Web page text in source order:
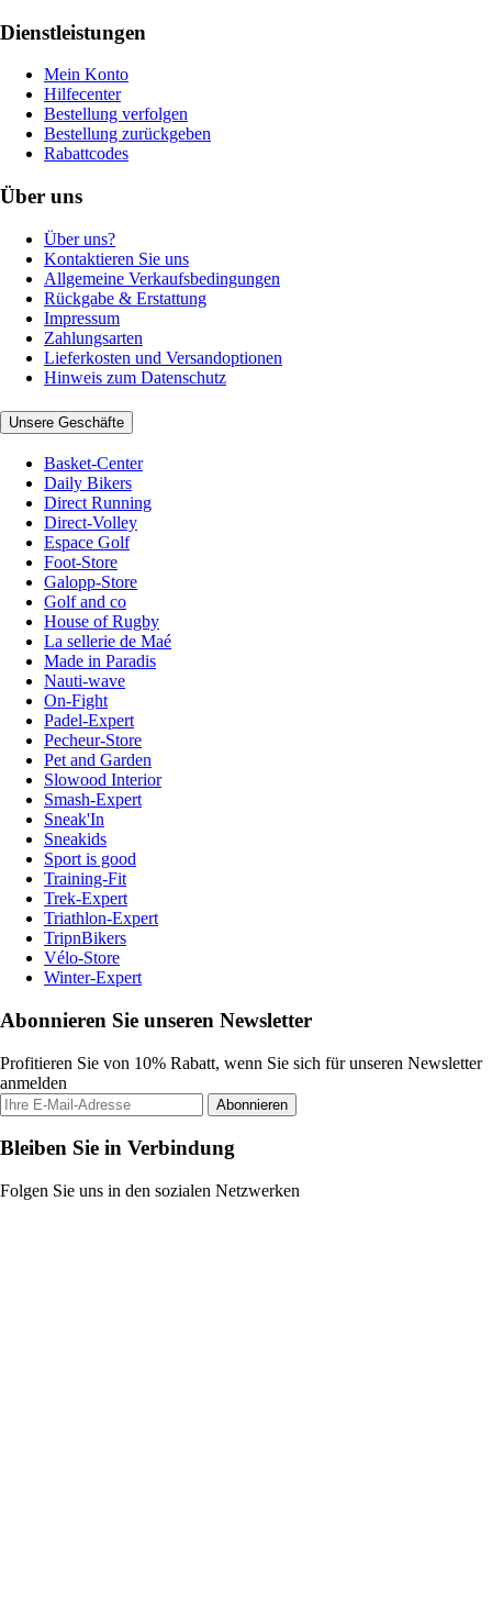
Dienstleistungen
Mein Konto
Hilfecenter
Bestellung verfolgen
Bestellung zurückgeben
Rabattcodes
Über uns
Über uns?
Kontaktieren Sie uns
Allgemeine Verkaufsbedingungen
Rückgabe & Erstattung
Impressum
Zahlungsarten
Lieferkosten und Versandoptionen
Hinweis zum Datenschutz
Unsere Geschäfte
Basket-Center
Daily Bikers
Direct Running
Direct-Volley
Espace Golf
Foot-Store
Galopp-Store
Golf and co
House of Rugby
La sellerie de Maé
Made in Paradis
Nauti-wave
On-Fight
Padel-Expert
Pecheur-Store
Pet and Garden
Slowood Interior
Smash-Expert
Sneak'In
Sneakids
Sport is good
Training-Fit
Trek-Expert
Triathlon-Expert
TripnBikers
Vélo-Store
Winter-Expert
Abonnieren Sie unseren Newsletter
Profitieren Sie von 10% Rabatt, wenn Sie sich für unseren Newsletter
anmelden
Abonnieren
Bleiben Sie in Verbindung
Folgen Sie uns in den sozialen Netzwerken